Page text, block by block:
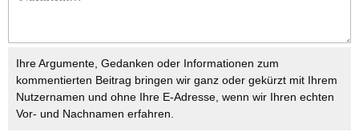
Ihre Argumente, Gedanken oder Informationen zum
kommentierten Beitrag bringen wir ganz oder gekürzt mit Ihrem
Nutzernamen und ohne Ihre E-Adresse, wenn wir Ihren echten
Vor- und Nachnamen erfahren.